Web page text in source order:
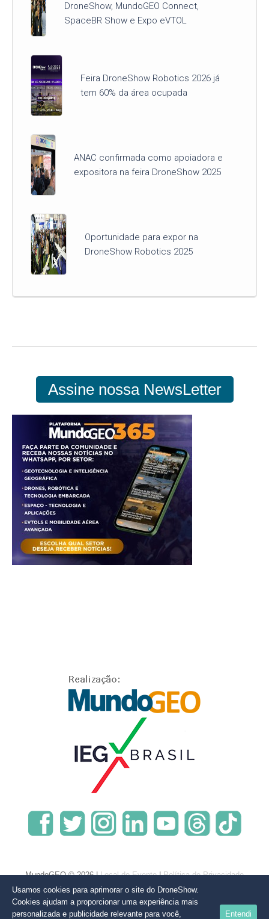
DroneShow, MundoGEO Connect,
SpaceBR Show e Expo eVTOL
Feira DroneShow Robotics 2026 já
tem 60% da área ocupada
ANAC confirmada como apoiadora e
expositora na feira DroneShow 2025
Oportunidade para expor na
DroneShow Robotics 2025
Assine nossa NewsLetter
MundoGEO © 2026 |Local do Evento|Política de Privacidade
Usamos cookies para aprimorar o site do DroneShow.
Cookies ajudam a proporcionar uma experiência mais
personalizada e publicidade relevante para você,
Entendi